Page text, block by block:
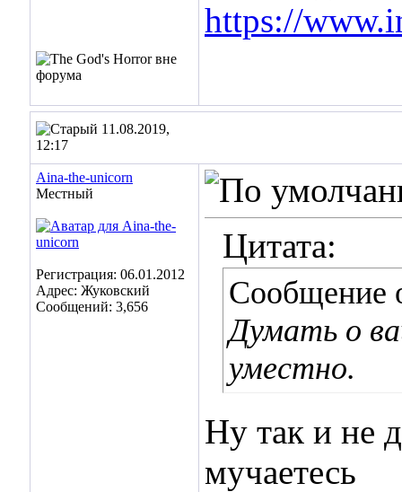
https://
11.08.2019,
12:17
Aina-the-unicorn
Местный
Регистрация: 06.01.2012
Адрес: Жуковский
Сообщений: 3,656
Цитата:
Сообщение
Думать о
уместно.
Ну так и не
мучаетесь